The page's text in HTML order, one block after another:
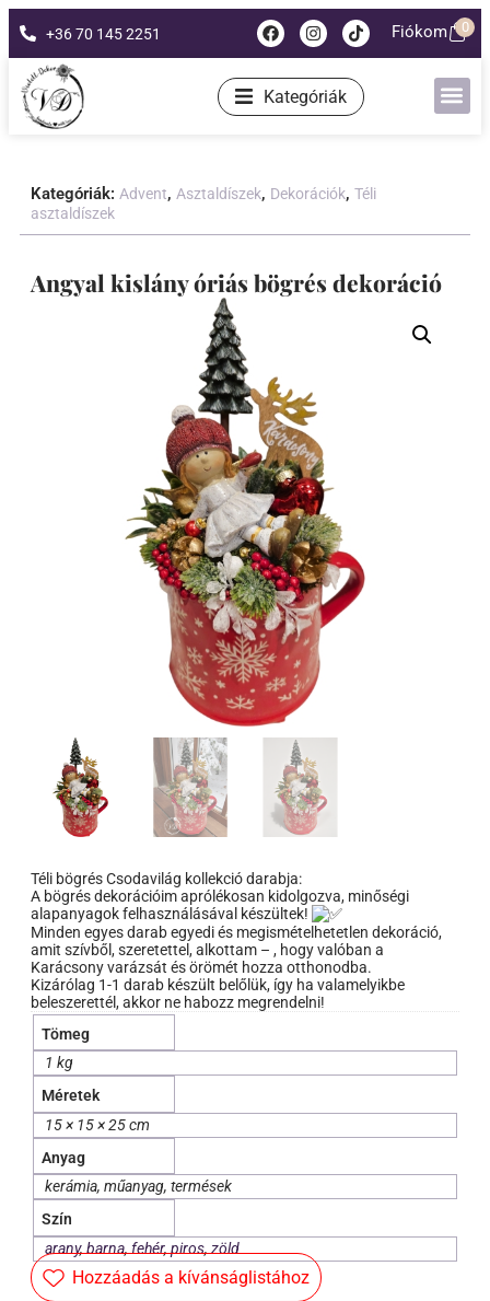
+36 70 145 2251 Fiókom 0
Kategóriák
Kategóriák: Advent, Asztaldíszek, Dekorációk, Téli
asztaldíszek
Angyal kislány óriás bögrés dekoráció
Téli bögrés Csodavilág kollekció darabja:
A bögrés dekorációim aprólékosan kidolgozva, minőségi
alapanyagok felhasználásával készültek!
Minden egyes darab egyedi és megismételhetetlen dekoráció,
amit szívből, szeretettel, alkottam – , hogy valóban a
Karácsony varázsát és örömét hozza otthonodba.
Kizárólag 1-1 darab készült belőlük, így ha valamelyikbe
beleszerettél, akkor ne habozz megrendelni!
Tömeg
1 kg
Méretek
15 × 15 × 25 cm
Anyag
kerámia, műanyag, termések
Szín
arany, barna, fehér, piros, zöld
Hozzáadás a kívánságlistához